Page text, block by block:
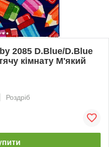
2085 D.Blue/D.Blue
кімнату М'який
Роздріб